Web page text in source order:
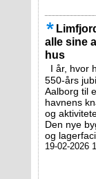
alle sine
hus
I år, hvor
550-års
Aalborg til
havnens
og
Den nye
og
19-02-2026